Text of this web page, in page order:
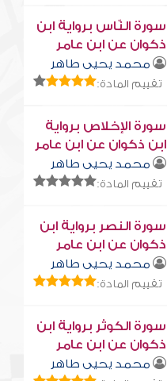
سورة النّاس برواية ابن
ذكوان عن ابن عامر
محمد يحيى طاهر
تقييم المادة:
سورة الإخلاص برواية
ابن ذكوان عن ابن عامر
محمد يحيى طاهر
تقييم المادة:
سورة النصر برواية ابن
ذكوان عن ابن عامر
محمد يحيى طاهر
تقييم المادة:
سورة الكوثر برواية ابن
ذكوان عن ابن عامر
محمد يحيى طاهر